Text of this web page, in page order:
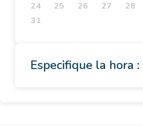
24
25 26 27 28
31
Especifique la hora :